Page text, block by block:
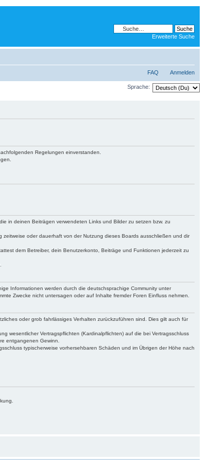
Erweiterte Suche
FAQ Anmelden
Sprache:
Regelungen einverstanden.
in deinen Beiträgen verwendeten Links und Bilder zu setzen bzw. zu
oder dauerhaft von der Nutzung dieses Boards ausschließen und dir
dem Betreiber, dein Benutzerkonto, Beiträge und Funktionen jederzeit zu
Informationen werden durch die deutschsprachige Community unter
Zwecke nicht untersagen oder auf Inhalte fremder Foren Einfluss nehmen.
oder grob fahrlässiges Verhalten zurückzuführen sind. Dies gilt auch für
wesentlicher Vertragspflichten (Kardinalpflichten) auf die bei Vertragsschluss
entgangenen Gewinn.
typischerweise vorhersehbaren Schäden und im Übrigen der Höhe nach